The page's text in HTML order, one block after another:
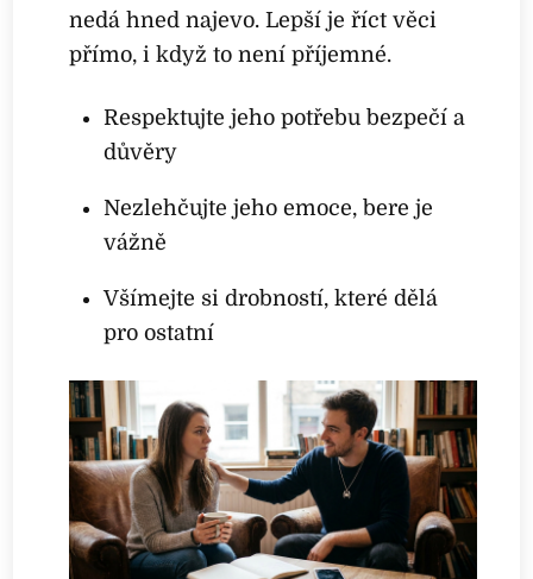
nedá hned najevo. Lepší je říct věci
přímo, i když to není příjemné.
Respektujte jeho potřebu bezpečí a
důvěry
Nezlehčujte jeho emoce, bere je
vážně
Všímejte si drobností, které dělá
pro ostatní